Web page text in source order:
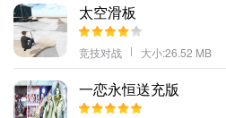
太空滑板
竞技对战 大小:26.52 MB
一恋永恒送充版